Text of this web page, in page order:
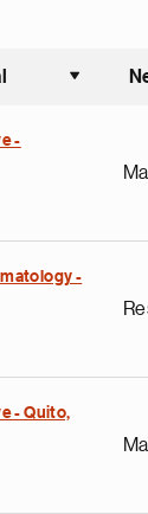
-
-
- Quito,